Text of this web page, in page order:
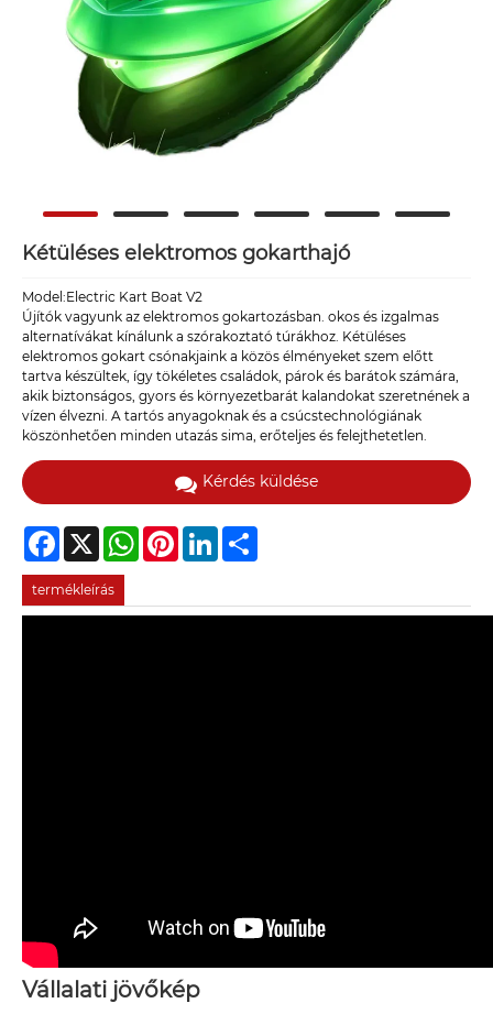
Kétüléses elektromos gokarthajó
Model:Electric Kart Boat V2
Újítók vagyunk az elektromos gokartozásban. okos és izgalmas
alternatívákat kínálunk a szórakoztató túrákhoz. Kétüléses
elektromos gokart csónakjaink a közös élményeket szem előtt
tartva készültek, így tökéletes családok, párok és barátok számára,
akik biztonságos, gyors és környezetbarát kalandokat szeretnének a
vízen élvezni. A tartós anyagoknak és a csúcstechnológiának
köszönhetően minden utazás sima, erőteljes és felejthetetlen.
Kérdés küldése
Facebook
X WhatsAppPinterestLinkedIn
termékleírás
Vállalati jövőkép